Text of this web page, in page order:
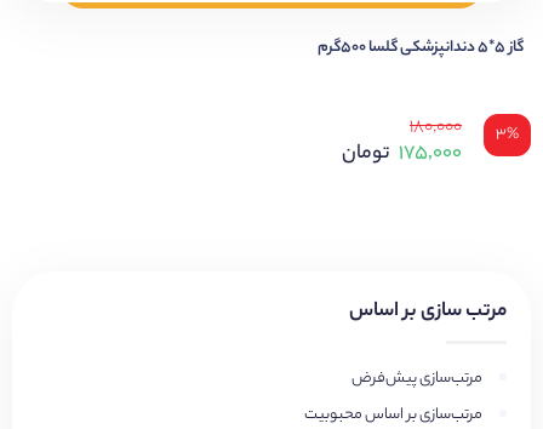
مرتب سازی بر اساس
مرتب‌سازی پیش‌فرض
مرتب‌سازی بر اساس محبوبیت
گاز ۵*۵ دندانپزشکی گلسا ۵۰۰گرم
۳% ۱۸۰,۰۰۰
۱۷۵,۰۰۰ تومان